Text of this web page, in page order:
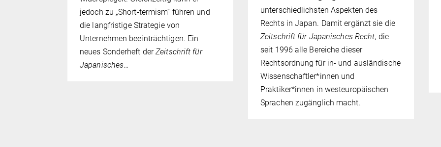
jedoch zu „Short-termism“ führen und
die langfristige Strategie von
Unternehmen beeinträchtigen. Ein
neues Sonderheft derZeitschrift für
Japanisches…
unterschiedlichsten Aspekten des
Rechts in Japan. Damit ergänzt sie die
Zeitschrift für Japanisches Recht, die
seit 1996 alle Bereiche dieser
Rechtsordnung für in- und ausländische
Wissenschaftler*innen und
Praktiker*innen in westeuropäischen
Sprachen zugänglich macht.